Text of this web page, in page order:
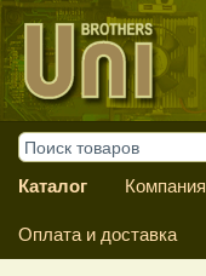
Каталог Компания
Оплата и доставка